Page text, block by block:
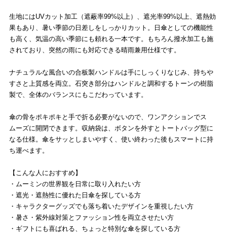
生地にはUVカット加工（遮蔽率99%以上）、遮光率99%以上、遮熱効
果もあり、暑い季節の日差しをしっかりカット。日傘としての機能性
も高く、気温の高い季節にも頼れる一本です。もちろん撥水加工も施
されており、突然の雨にも対応できる晴雨兼用仕様です。
ナチュラルな風合いの合板製ハンドルは手にしっくりなじみ、持ちや
すさと上質感を両立。石突き部分はハンドルと調和するトーンの樹脂
製で、全体のバランスにもこだわっています。
傘の骨をポキポキと手で折る必要がないので、ワンアクションでス
ムーズに開閉できます。収納袋は、ボタンを外すとトートバッグ型に
なる仕様。傘をサッとしまいやすく、使い終わった後もスマートに持
ち運べます。
【こんな人におすすめ】
・ムーミンの世界観を日常に取り入れたい方
・遮光・遮熱性に優れた日傘を探している方
・キャラクターグッズでも落ち着いたデザインを重視したい方
・暑さ・紫外線対策とファッション性を両立させたい方
・ギフトにも喜ばれる、ちょっと特別な傘を探している方